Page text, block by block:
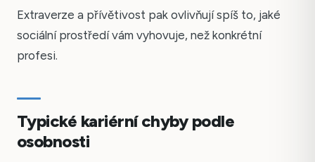
Extraverze a přívětivost pak ovlivňují spíš to, jaké
sociální prostředí vám vyhovuje, než konkrétní
profesi.
Typické kariérní chyby podle
osobnosti